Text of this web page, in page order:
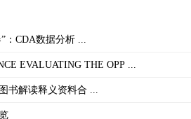
：CDA数据分析 ...
EVALUATING THE OPP ...
书解读释义资料合 ...